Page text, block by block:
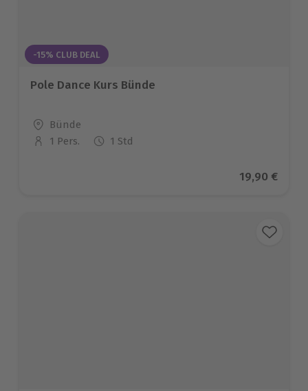
-15% CLUB DEAL
Pole Dance Kurs Bünde
Standort
Bünde
Anzahl der Teilnehmer
1 Pers. 1 Std
Aktueller
19,90 €